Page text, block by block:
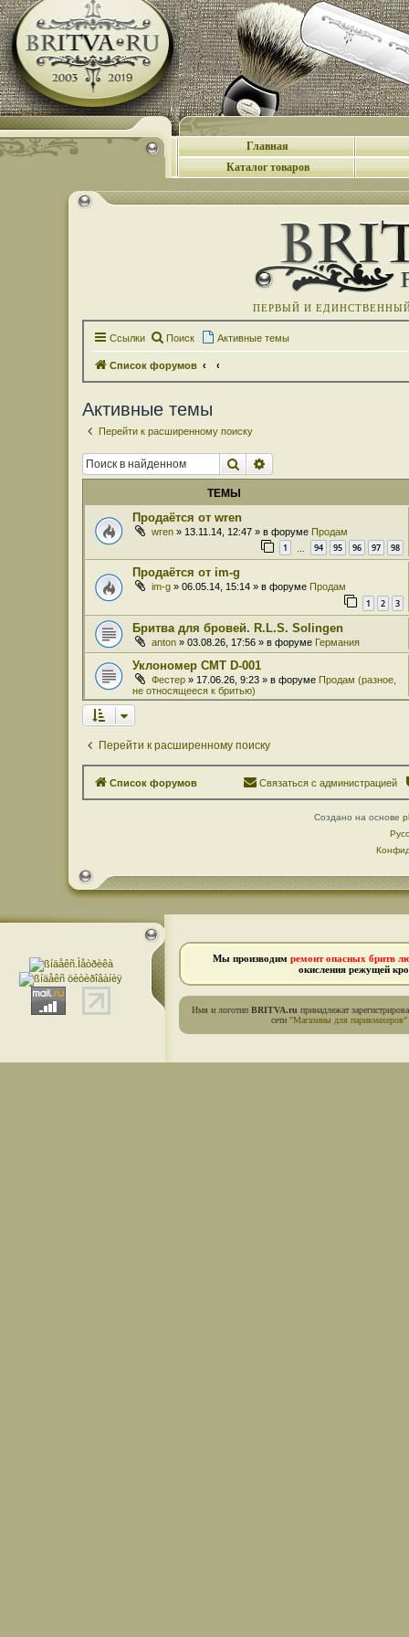
Главная
Каталог товаров
ПЕРВЫЙ И
Ссылки Поиск Активные темы
Список форумов
Активные темы
Перейти к расширенному поиску
Поиск
ТЕМЫ
Продаётся от wren
wren » 13.11.14, 12:47 » в форуме Продам
1 94 95 96 97 98
Продаётся от im-g
im-g » 06.05.14, 15:14 » в форуме Продам
1 2 3
Бритва для бровей. R.L.S. Solingen
anton » 03.08.26, 17:56 » в форуме Германия
Уклономер СМТ D-001
Фестер » 17.06.26, 9:23 » в форуме Продам (разное,
не относящееся к бритью)
Перейти к расширенному поиску
Список форумов Связаться с администрацией
Создано на основе
Мы производим ремонт опасных бритв
окисления режущей
Имя и логотип BRITVA.ru принадлежат
сети "Магазины для парикмахеров"